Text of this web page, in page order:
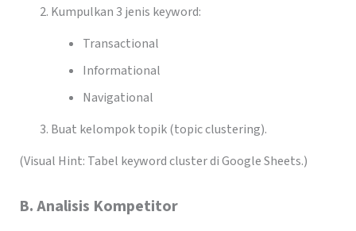
Kumpulkan 3 jenis keyword:
Transactional
Informational
Navigational
Buat kelompok topik (topic clustering).
(Visual Hint: Tabel keyword cluster di Google Sheets.)
B. Analisis Kompetitor